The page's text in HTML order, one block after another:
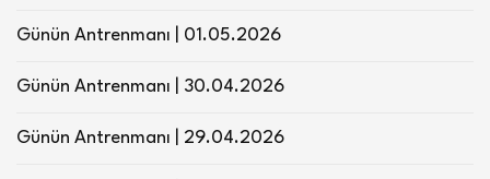
Günün Antrenmanı | 01.05.2026
Günün Antrenmanı | 30.04.2026
Günün Antrenmanı | 29.04.2026